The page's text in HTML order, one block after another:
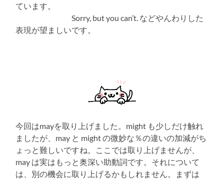
ています。
Sorry, but you can’t. などやんわりした
表現が望ましいです。
今回はmayを取り上げました。might も少しだけ触れ
ましたが、may と might の微妙な％の違いの加減がち
ょっと難しいですね。ここでは取り上げませんが、
may は実はもっと奥深い助動詞です。それについて
は、別の機会に取り上げるかもしれません。まずは